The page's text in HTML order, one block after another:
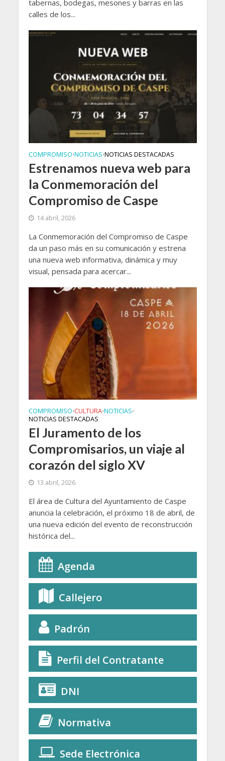
tabernas, bodegas, mesones y barras en las
calles de los...
COMPROMISO•NOTICIAS•NOTICIAS DESTACADAS
Estrenamos nueva web para
la Conmemoración del
Compromiso de Caspe
14 abril, 2026
La Conmemoración del Compromiso de Caspe
da un paso más en su comunicación y estrena
una nueva web informativa, dinámica y muy
visual, pensada para acercar...
COMPROMISO•CULTURA•NOTICIAS•
NOTICIAS DESTACADAS
El Juramento de los
Compromisarios, un viaje al
corazón del siglo XV
13 abril, 2026
El área de Cultura del Ayuntamiento de Caspe
anuncia la celebración, el próximo 18 de abril, de
una nueva edición del evento de reconstrucción
histórica del...
Agenda
Callejero
Padrón
Perfil del Contratante
DNI
Normativa
Sede Electrónica